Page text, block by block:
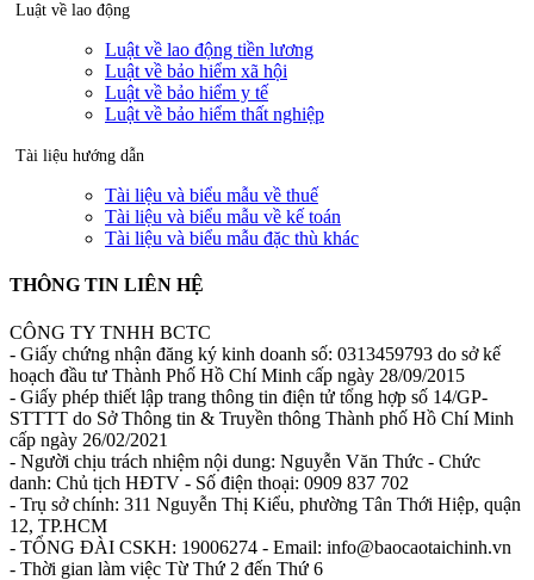
Luật về lao động
Luật về lao động tiền lương
Luật về bảo hiểm xã hội
Luật về bảo hiểm y tế
Luật về bảo hiểm thất nghiệp
Tài liệu hướng dẫn
Tài liệu và biểu mẫu về thuế
Tài liệu và biểu mẫu về kế toán
Tài liệu và biểu mẫu đặc thù khác
THÔNG TIN LIÊN HỆ
CÔNG TY TNHH BCTC
- Giấy chứng nhận đăng ký kinh doanh số: 0313459793 do sở kế
hoạch đầu tư Thành Phố Hồ Chí Minh cấp ngày 28/09/2015
- Giấy phép thiết lập trang thông tin điện tử tổng hợp số 14/GP-
STTTT do Sở Thông tin & Truyền thông Thành phố Hồ Chí Minh
cấp ngày 26/02/2021
- Người chịu trách nhiệm nội dung: Nguyễn Văn Thức - Chức
danh: Chủ tịch HĐTV - Số điện thoại: 0909 837 702
- Trụ sở chính: 311 Nguyễn Thị Kiểu, phường Tân Thới Hiệp, quận
12, TP.HCM
- TỔNG ĐÀI CSKH: 19006274 - Email: info@baocaotaichinh.vn
- Thời gian làm việc Từ Thứ 2 đến Thứ 6